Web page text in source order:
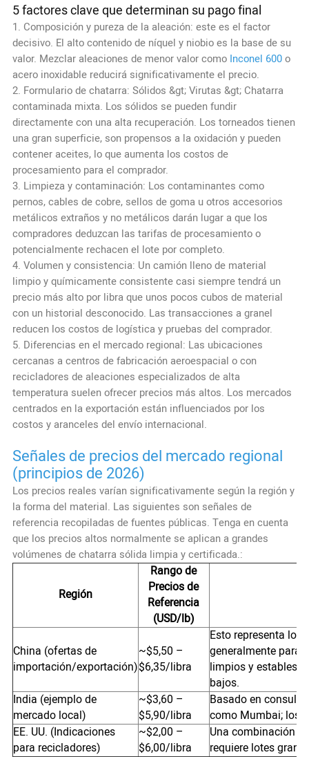
5 factores clave que determinan su pago final
1. Composición y pureza de la aleación: este es el factor
decisivo. El alto contenido de níquel y niobio es la base de su
valor. Mezclar aleaciones de menor valor como Inconel 600o
acero inoxidable reducirá significativamente el precio.
2. Formulario de chatarra: Sólidos &gt; Virutas &gt; Chatarra
contaminada mixta. Los sólidos se pueden fundir
directamente con una alta recuperación. Los torneados tienen
una gran superficie, son propensos a la oxidación y pueden
contener aceites, lo que aumenta los costos de
procesamiento para el comprador.
3. Limpieza y contaminación: Los contaminantes como
pernos, cables de cobre, sellos de goma u otros accesorios
metálicos extraños y no metálicos darán lugar a que los
compradores deduzcan las tarifas de procesamiento o
potencialmente rechacen el lote por completo.
4. Volumen y consistencia: Un camión lleno de material
limpio y químicamente consistente casi siempre tendrá un
precio más alto por libra que unos pocos cubos de material
con un historial desconocido. Las transacciones a granel
reducen los costos de logística y pruebas del comprador.
5. Diferencias en el mercado regional: Las ubicaciones
cercanas a centros de fabricación aeroespacial o con
recicladores de aleaciones especializados de alta
temperatura suelen ofrecer precios más altos. Los mercados
centrados en la exportación están influenciados por los
costos y aranceles del envío internacional.
Señales de precios del mercado regional
(principios de 2026)
Los precios reales varían significativamente según la región y
la forma del material. Las siguientes son señales de
referencia recopiladas de fuentes públicas. Tenga en cuenta
que los precios altos normalmente se aplican a grandes
volúmenes de chatarra sólida limpia y certificada.:
Región
Rango de
Precios de
Referencia
(USD/lb)
China (ofertas de
importación/exportación)
~$5,50 –
$6,35/libra
Esto representa los
generalmente para
limpios y estables.
bajos.
India (ejemplo de
mercado local)
~$3,60 –
$5,90/libra
Basado en
como Mumbai; los
EE. UU. (Indicaciones
para recicladores)
~$2,00 –
$6,00/libra
Una combinación
requiere lotes